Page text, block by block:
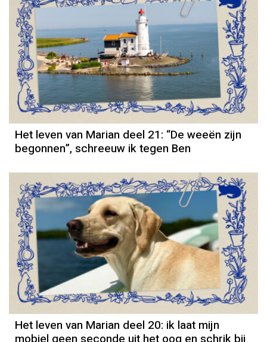
Column
Het leven van Marian deel 21: “De weeën zijn
begonnen”, schreeuw ik tegen Ben
Column
Het leven van Marian deel 20: ik laat mijn